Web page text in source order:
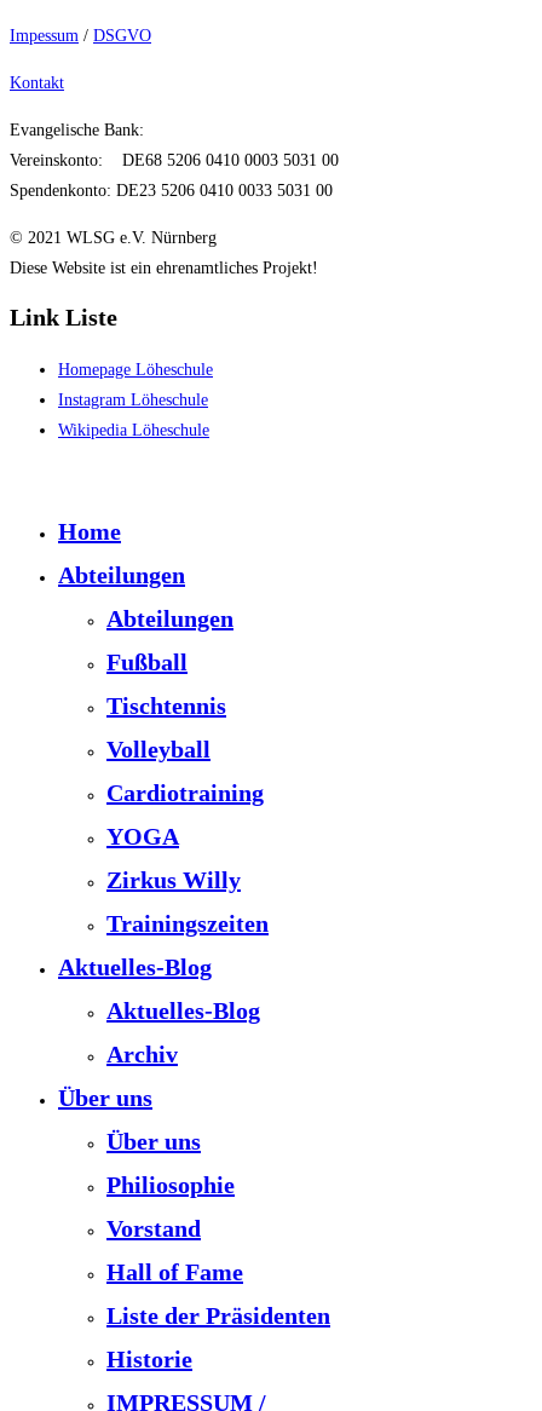
Impessum / DSGVO
Kontakt
Evangelische Bank:
Vereinskonto: DE68 5206 0410 0003 5031 00
Spendenkonto: DE23 5206 0410 0033 5031 00
© 2021 WLSG e.V. Nürnberg
Diese Website ist ein ehrenamtliches Projekt!
Link Liste
Homepage Löheschule
Instagram Löheschule
Wikipedia Löheschule
Home
Abteilungen
Abteilungen
Fußball
Tischtennis
Volleyball
Cardiotraining
YOGA
Zirkus Willy
Trainingszeiten
Aktuelles-Blog
Aktuelles-Blog
Archiv
Über uns
Über uns
Philiosophie
Vorstand
Hall of Fame
Liste der Präsidenten
Historie
IMPRESSUM /